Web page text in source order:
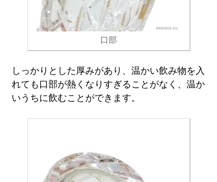
口部
しっかりとした厚みがあり、温かい飲み物を入
れても口部が熱くなりすぎることがなく、温か
いうちに飲むことができます。